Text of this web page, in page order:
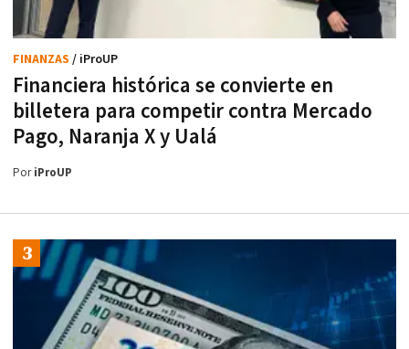
Financiera histórica se convierte en
billetera para competir contra Mercado
Pago, Naranja X y Ualá
FINANZAS / iProUP
PoriProUP